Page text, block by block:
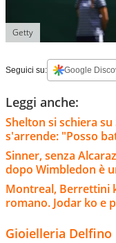
Getty
Seguici su: Google
Leggi anche:
Shelton si schiera
s'arrende: "Posso
Sinner, senza
dopo Wimbledon è
Montreal, Berrettini
romano. Jodar ko e
Gioielleria Delfino